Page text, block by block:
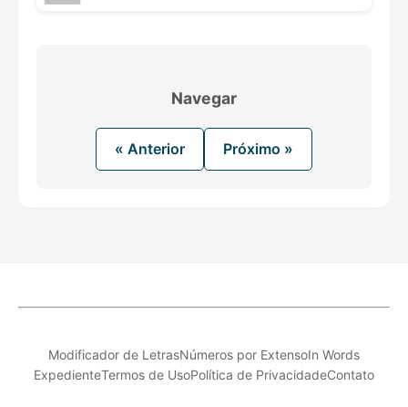
Navegar
« Anterior Próximo »
Modificador de LetrasNúmeros por ExtensoIn Words
ExpedienteTermos de UsoPolítica de PrivacidadeContato